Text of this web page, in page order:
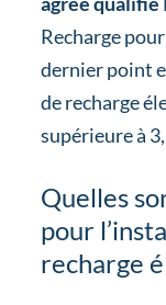
Recharge
dernier point
de recharge
supérieure à
Quelles
pour
recharge